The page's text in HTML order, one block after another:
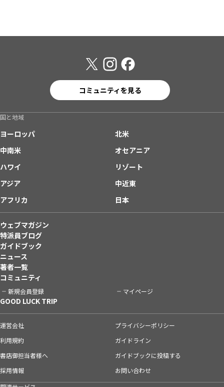
コミュニティを見る
国と地域
ヨーロッパ
北米
中南米
オセアニア
ハワイ
リゾート
アジア
中近東
アフリカ
日本
ウェブマガジン
特派員ブログ
ガイドブック
ニュース
著者一覧
コミュニティ
新規会員登録 マイページ
GOOD LUCK TRIP
運営会社
プライバシーポリシー
利用規約
ガイドライン
書店御担当者様へ
ガイドブックに投稿する
採用情報
お問い合わせ